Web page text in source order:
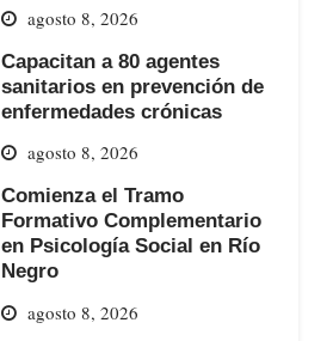
agosto 8, 2026
Capacitan a 80 agentes
sanitarios en prevención de
enfermedades crónicas
agosto 8, 2026
Comienza el Tramo
Formativo Complementario
en Psicología Social en Río
Negro
agosto 8, 2026